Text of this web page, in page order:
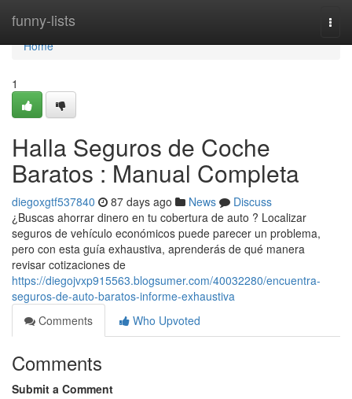
funny-lists
Home
Home
1
Halla Seguros de Coche
Baratos : Manual Completa
diegoxgtf537840 87 days ago News
Discuss
¿Buscas ahorrar dinero en tu cobertura de auto ? Localizar
seguros de vehículo económicos puede parecer un problema,
pero con esta guía exhaustiva, aprenderás de qué manera
revisar cotizaciones de
https://diegojvxp915563.blogsumer.com/40032280/encuentra-
seguros-de-auto-baratos-informe-exhaustiva
Comments
Who Upvoted
Comments
Submit a Comment